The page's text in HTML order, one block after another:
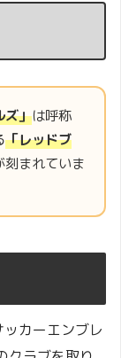
ズ」は呼称
「レッドブ
刻まれていま
カーエンブレ